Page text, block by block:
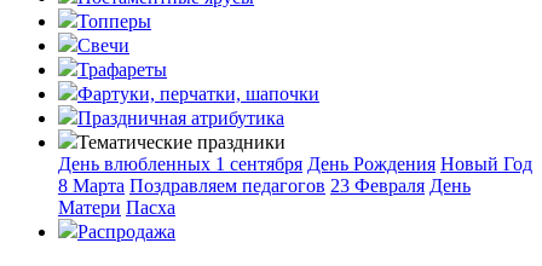
Топперы
Свечи
Трафареты
Фартуки, перчатки, шапочки
Праздничная атрибутика
Тематические праздники
День влюбленных 1 сентября День Рождения Новый Год
8 Марта Поздравляем педагогов 23 Февраля День
Матери Пасха
Распродажа